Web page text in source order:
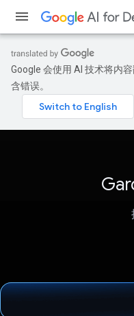
Google 会使用 AI 技术将内
含错误。